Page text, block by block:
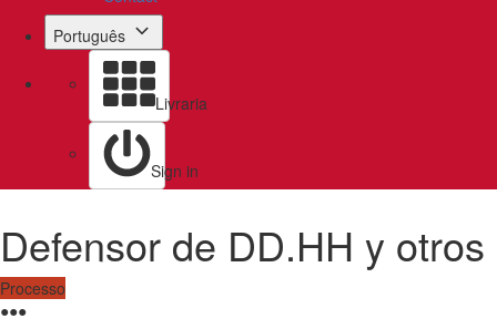
Português
Livraria
Sign in
Defensor de DD.HH y otros
Processo
●●●